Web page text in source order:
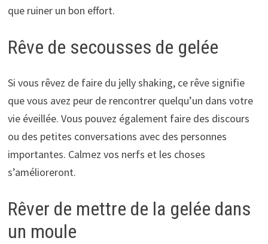
que ruiner un bon effort.
Rêve de secousses de gelée
Si vous rêvez de faire du jelly shaking, ce rêve signifie
que vous avez peur de rencontrer quelqu’un dans votre
vie éveillée. Vous pouvez également faire des discours
ou des petites conversations avec des personnes
importantes. Calmez vos nerfs et les choses
s’amélioreront.
Rêver de mettre de la gelée dans
un moule